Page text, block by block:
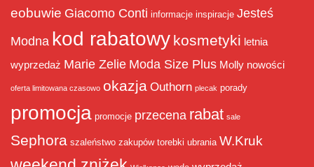
eobuwie Giacomo Conti informacje inspiracje Jesteś
Modna kod rabatowy kosmetyki letnia
wyprzedaż Marie Zelie Moda Size Plus Molly nowości
oferta limitowana czasowo okazja Outhorn plecak porady
promocja promocje przecena rabat sale
Sephora szaleństwo zakupów torebki ubrania W.Kruk